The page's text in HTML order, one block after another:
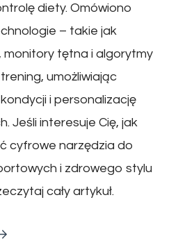
diety. Omówiono
– takie jak
monitory tętna i algorytmy
umożliwiając
i personalizację
Jeśli interesuje Cię, jak
cyfrowe narzędzia do
i zdrowego stylu
cały artykuł.